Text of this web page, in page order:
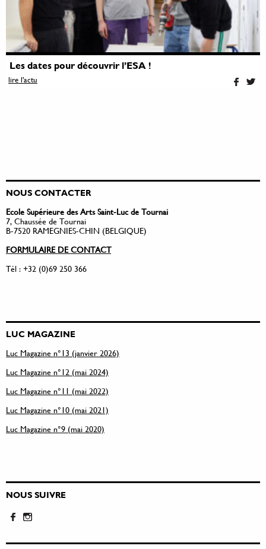
Les dates pour découvrir l’ESA !
lire l'actu
NOUS CONTACTER
Ecole Supérieure des Arts Saint-Luc de Tournai
7, Chaussée de Tournai
B-7520 RAMEGNIES-CHIN (BELGIQUE)
FORMULAIRE DE CONTACT
Tél : +32 (0)69 250 366
LUC MAGAZINE
Luc Magazine n°13 (janvier 2026)
Luc Magazine n°12 (mai 2024)
Luc Magazine n°11 (mai 2022)
Luc Magazine n°10 (mai 2021)
Luc Magazine n°9 (mai 2020)
NOUS SUIVRE